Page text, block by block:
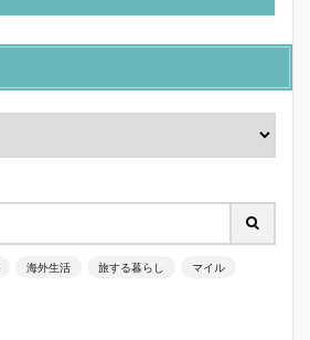
海外生活 旅する暮らし マイル